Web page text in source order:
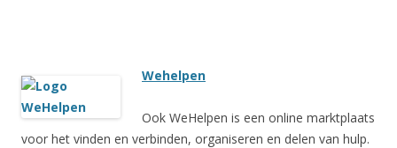
Wehelpen
Ook WeHelpen is een online marktplaats
voor het vinden en verbinden, organiseren en delen van hulp.